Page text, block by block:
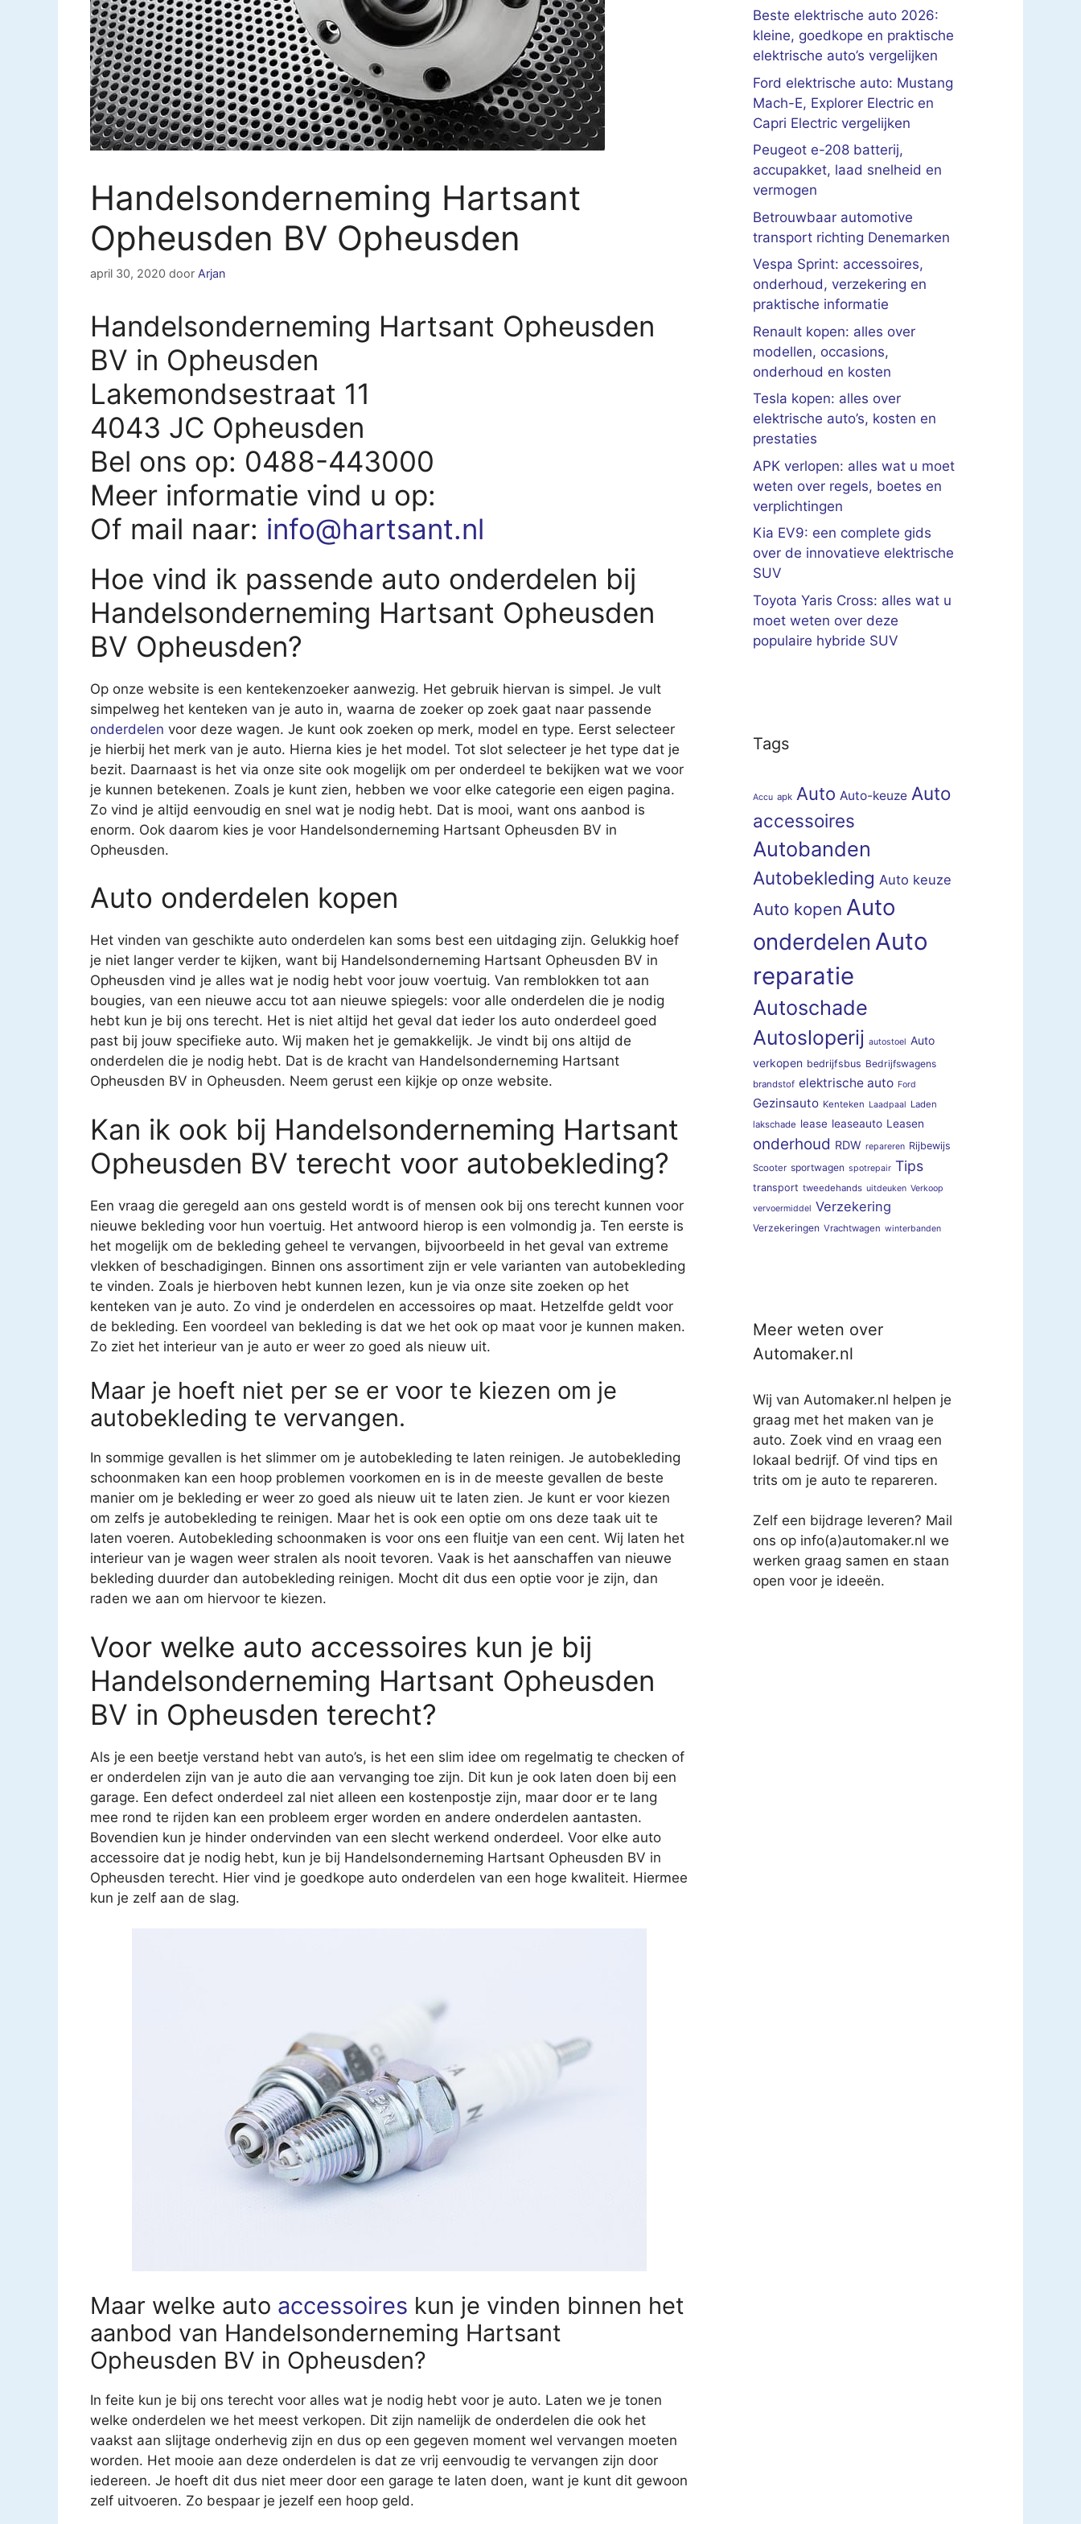
Handelsonderneming Hartsant
Opheusden BV Opheusden
april 30, 2020 door Arjan
Handelsonderneming Hartsant Opheusden
BV in Opheusden
Lakemondsestraat 11
4043 JC Opheusden
Bel ons op: 0488-443000
Meer informatie vind u op:
Of mail naar: info@hartsant.nl
Hoe vind ik passende auto onderdelen bij
Handelsonderneming Hartsant Opheusden
BV Opheusden?
Op onze website is een kentekenzoeker aanwezig. Het gebruik hiervan is simpel. Je vult
simpelweg het kenteken van je auto in, waarna de zoeker op zoek gaat naar passende
onderdelen voor deze wagen. Je kunt ook zoeken op merk, model en type. Eerst selecteer
je hierbij het merk van je auto. Hierna kies je het model. Tot slot selecteer je het type dat je
bezit. Daarnaast is het via onze site ook mogelijk om per onderdeel te bekijken wat we voor
je kunnen betekenen. Zoals je kunt zien, hebben we voor elke categorie een eigen pagina.
Zo vind je altijd eenvoudig en snel wat je nodig hebt. Dat is mooi, want ons aanbod is
enorm. Ook daarom kies je voor Handelsonderneming Hartsant Opheusden BV in
Opheusden.
Auto onderdelen kopen
Het vinden van geschikte auto onderdelen kan soms best een uitdaging zijn. Gelukkig hoef
je niet langer verder te kijken, want bij Handelsonderneming Hartsant Opheusden BV in
Opheusden vind je alles wat je nodig hebt voor jouw voertuig. Van remblokken tot aan
bougies, van een nieuwe accu tot aan nieuwe spiegels: voor alle onderdelen die je nodig
hebt kun je bij ons terecht. Het is niet altijd het geval dat ieder los auto onderdeel goed
past bij jouw specifieke auto. Wij maken het je gemakkelijk. Je vindt bij ons altijd de
onderdelen die je nodig hebt. Dat is de kracht van Handelsonderneming Hartsant
Opheusden BV in Opheusden. Neem gerust een kijkje op onze website.
Kan ik ook bij Handelsonderneming Hartsant
Opheusden BV terecht voor autobekleding?
Een vraag die geregeld aan ons gesteld wordt is of mensen ook bij ons terecht kunnen voor
nieuwe bekleding voor hun voertuig. Het antwoord hierop is een volmondig ja. Ten eerste is
het mogelijk om de bekleding geheel te vervangen, bijvoorbeeld in het geval van extreme
vlekken of beschadigingen. Binnen ons assortiment zijn er vele varianten van autobekleding
te vinden. Zoals je hierboven hebt kunnen lezen, kun je via onze site zoeken op het
kenteken van je auto. Zo vind je onderdelen en accessoires op maat. Hetzelfde geldt voor
de bekleding. Een voordeel van bekleding is dat we het ook op maat voor je kunnen maken.
Zo ziet het interieur van je auto er weer zo goed als nieuw uit.
Maar je hoeft niet per se er voor te kiezen om je
autobekleding te vervangen.
In sommige gevallen is het slimmer om je autobekleding te laten reinigen. Je autobekleding
schoonmaken kan een hoop problemen voorkomen en is in de meeste gevallen de beste
manier om je bekleding er weer zo goed als nieuw uit te laten zien. Je kunt er voor kiezen
om zelfs je autobekleding te reinigen. Maar het is ook een optie om ons deze taak uit te
laten voeren. Autobekleding schoonmaken is voor ons een fluitje van een cent. Wij laten het
interieur van je wagen weer stralen als nooit tevoren. Vaak is het aanschaffen van nieuwe
bekleding duurder dan autobekleding reinigen. Mocht dit dus een optie voor je zijn, dan
raden we aan om hiervoor te kiezen.
Voor welke auto accessoires kun je bij
Handelsonderneming Hartsant Opheusden
BV in Opheusden terecht?
Als je een beetje verstand hebt van auto’s, is het een slim idee om regelmatig te checken of
er onderdelen zijn van je auto die aan vervanging toe zijn. Dit kun je ook laten doen bij een
garage. Een defect onderdeel zal niet alleen een kostenpostje zijn, maar door er te lang
mee rond te rijden kan een probleem erger worden en andere onderdelen aantasten.
Bovendien kun je hinder ondervinden van een slecht werkend onderdeel. Voor elke auto
accessoire dat je nodig hebt, kun je bij Handelsonderneming Hartsant Opheusden BV in
Opheusden terecht. Hier vind je goedkope auto onderdelen van een hoge kwaliteit. Hiermee
kun je zelf aan de slag.
Maar welke auto accessoires kun je vinden binnen het
aanbod van Handelsonderneming Hartsant
Opheusden BV in Opheusden?
In feite kun je bij ons terecht voor alles wat je nodig hebt voor je auto. Laten we je tonen
welke onderdelen we het meest verkopen. Dit zijn namelijk de onderdelen die ook het
vaakst aan slijtage onderhevig zijn en dus op een gegeven moment wel vervangen moeten
worden. Het mooie aan deze onderdelen is dat ze vrij eenvoudig te vervangen zijn door
iedereen. Je hoeft dit dus niet meer door een garage te laten doen, want je kunt dit gewoon
zelf uitvoeren. Zo bespaar je jezelf een hoop geld.
Beste elektrische auto 2026:
kleine, goedkope en praktische
elektrische auto’s vergelijken
Ford elektrische auto: Mustang
Mach-E, Explorer Electric en
Capri Electric vergelijken
Peugeot e-208 batterij,
accupakket, laad snelheid en
vermogen
Betrouwbaar automotive
transport richting Denemarken
Vespa Sprint: accessoires,
onderhoud, verzekering en
praktische informatie
Renault kopen: alles over
modellen, occasions,
onderhoud en kosten
Tesla kopen: alles over
elektrische auto’s, kosten en
prestaties
APK verlopen: alles wat u moet
weten over regels, boetes en
verplichtingen
Kia EV9: een complete gids
over de innovatieve elektrische
SUV
Toyota Yaris Cross: alles wat u
moet weten over deze
populaire hybride SUV
Tags
Accu apk Auto Auto-keuze Auto
accessoires
Autobanden
Autobekleding Auto keuze
Auto kopen Auto
onderdelen Auto
reparatie
Autoschade
Autosloperij autostoel Auto
verkopen bedrijfsbus Bedrijfswagens
brandstof elektrische auto Ford
Gezinsauto Kenteken Laadpaal Laden
lakschade lease leaseauto Leasen
onderhoud RDW repareren Rijbewijs
Scooter sportwagen spotrepair Tips
transport tweedehands uitdeuken Verkoop
vervoermiddel Verzekering
Verzekeringen Vrachtwagen winterbanden
Meer weten over
Automaker.nl
Wij van Automaker.nl helpen je
graag met het maken van je
auto. Zoek vind en vraag een
lokaal bedrijf. Of vind tips en
trits om je auto te repareren.
Zelf een bijdrage leveren? Mail
ons op info(a)automaker.nl we
werken graag samen en staan
open voor je ideeën.